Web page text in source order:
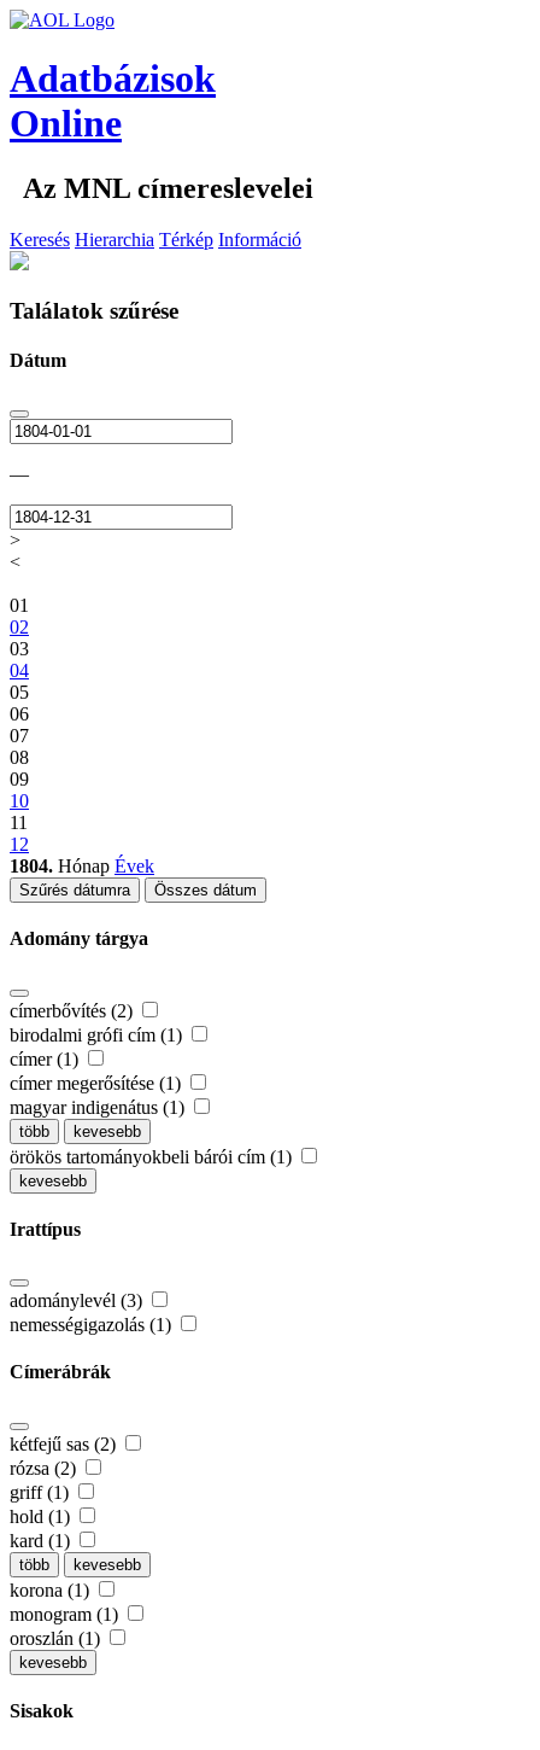
Adatbázisok
Online
Az MNL címereslevelei
Keresés Hierarchia Térkép Információ
Találatok szűrése
Dátum
—
>
<
01
02
03
04
05
06
07
08
09
10
11
12
1804. Hónap Évek
Szűrés dátumra Összes dátum
Adomány tárgya
címerbővítés (2)
birodalmi grófi cím (1)
címer (1)
címer megerősítése (1)
magyar indigenátus (1)
több kevesebb
örökös tartományokbeli bárói cím (1)
kevesebb
Irattípus
adománylevél (3)
nemességigazolás (1)
Címerábrák
kétfejű sas (2)
rózsa (2)
griff (1)
hold (1)
kard (1)
több kevesebb
korona (1)
monogram (1)
oroszlán (1)
kevesebb
Sisakok